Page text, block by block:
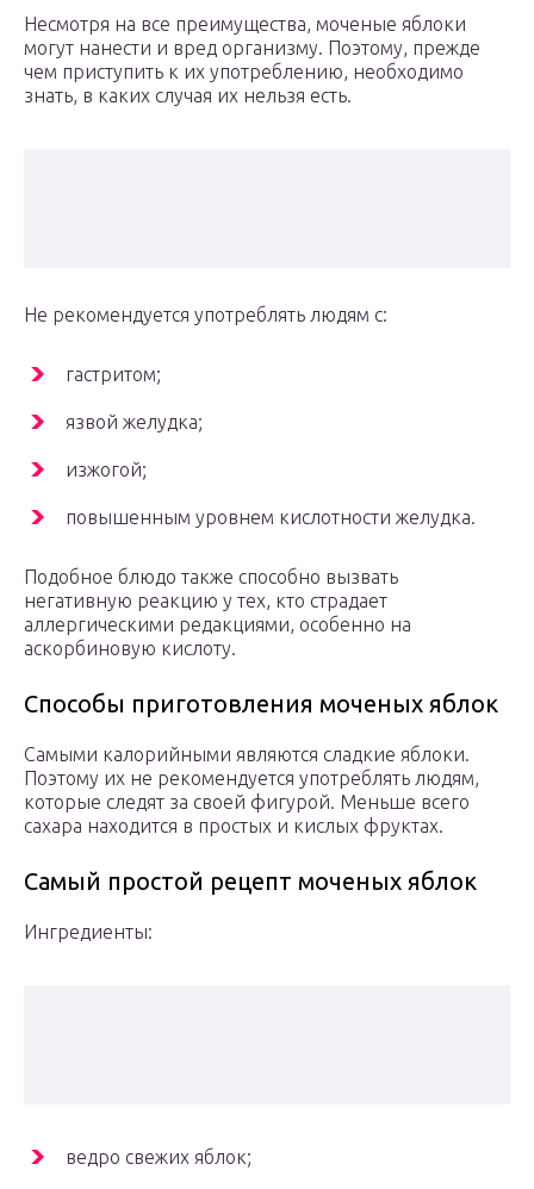
Несмотря на все преимущества, моченые яблоки
могут нанести и вред организму. Поэтому, прежде
чем приступить к их употреблению, необходимо
знать, в каких случая их нельзя есть.
Не рекомендуется употреблять людям с:
гастритом;
язвой желудка;
изжогой;
повышенным уровнем кислотности желудка.
Подобное блюдо также способно вызвать
негативную реакцию у тех, кто страдает
аллергическими редакциями, особенно на
аскорбиновую кислоту.
Способы приготовления моченых яблок
Самыми калорийными являются сладкие яблоки.
Поэтому их не рекомендуется употреблять людям,
которые следят за своей фигурой. Меньше всего
сахара находится в простых и кислых фруктах.
Самый простой рецепт моченых яблок
Ингредиенты:
ведро свежих яблок;